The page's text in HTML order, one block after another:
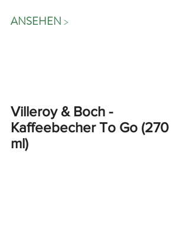
ANSEHEN >
Villeroy & Boch -
Kaffeebecher To Go (270
ml)